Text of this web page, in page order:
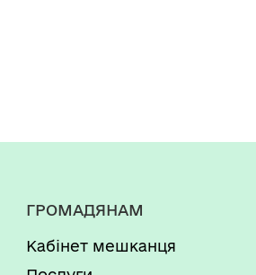
ГРОМАДЯНАМ
Кабінет мешканця